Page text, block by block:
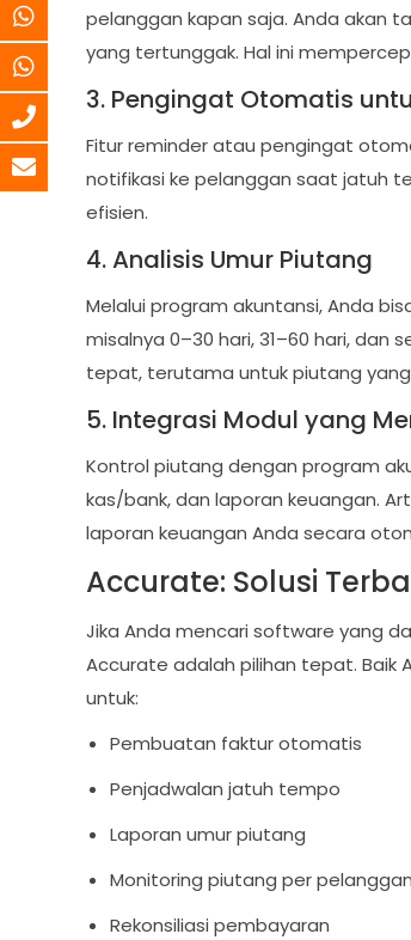
pelanggan kapan saja. Anda akan
yang tertunggak. Hal ini
3. Pengingat Otomatis
Fitur reminder atau pengingat
notifikasi ke pelanggan saat jatuh
efisien.
4. Analisis Umur Piutang
Melalui program akuntansi, Anda
misalnya 0–30 hari, 31–60 hari, dan
tepat, terutama untuk piutang
5. Integrasi Modul yang
Kontrol piutang dengan program
kas/bank, dan laporan keuangan.
laporan keuangan Anda secara
Accurate: Solusi
Jika Anda mencari software yang
Accurate adalah pilihan tepat. Baik
untuk:
Pembuatan faktur otomatis
Penjadwalan jatuh tempo
Laporan umur piutang
Monitoring piutang per pelanggan
Rekonsiliasi pembayaran